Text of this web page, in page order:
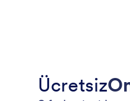
Ücretsiz